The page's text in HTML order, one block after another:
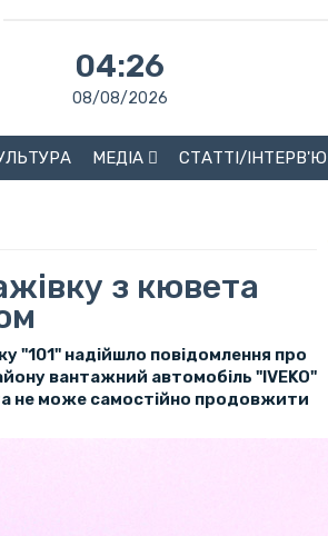
04:26
08/08/2026
МЕДІА СТАТТІ/ІНТЕРВ'Ю
з кювета
"101" надійшло повідомлення про
вантажний автомобіль "IVEKO"
не може самостійно продовжити